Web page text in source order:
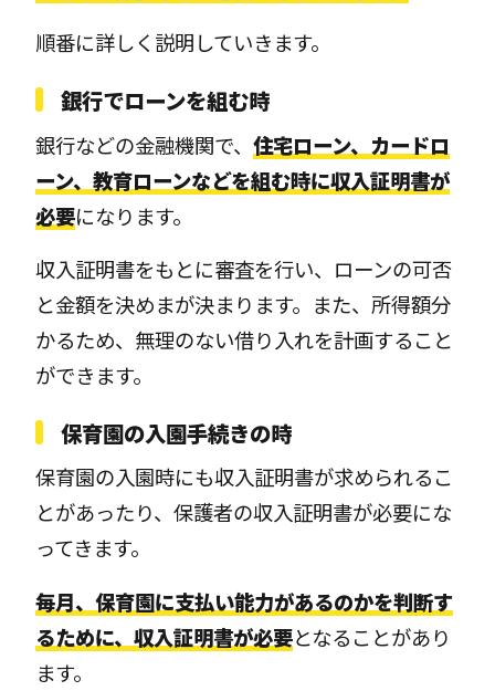
順番に詳しく説明していきます。
銀行でローンを組む時
銀行などの金融機関で、住宅ローン、カードロ
ーン、教育ローンなどを組む時に収入証明書が
必要になります。
収入証明書をもとに審査を行い、ローンの可否
と金額を決めまが決まります。また、所得額分
かるため、無理のない借り入れを計画すること
ができます。
保育園の入園手続きの時
保育園の入園時にも収入証明書が求められるこ
とがあったり、保護者の収入証明書が必要にな
ってきます。
毎月、保育園に支払い能力があるのかを判断す
るために、収入証明書が必要となることがあり
ます。